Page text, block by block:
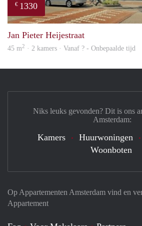
€ 1330
Jan Pieter Heijestraat
45 m2 · 2 kamers · Vanaf ? - Onbepaalde tijd
Op Appartementen Amsterdam vind en
Appartement
Niks leuks gevonden? Dit is ons
Amsterdam:
Kamers Huurwoningen
Woonboten